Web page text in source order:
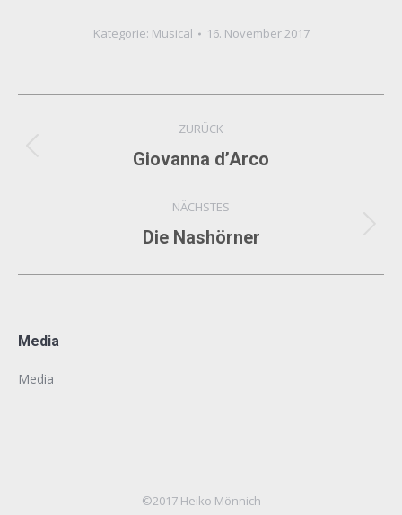
Kategorie: Musical 16. November 2017
Navigation
ZURÜCK
Vorheriges
Giovanna d’Arco
NÄCHSTES
Nächstes
Die Nashörner
Media
Media
©2017 Heiko Mönnich